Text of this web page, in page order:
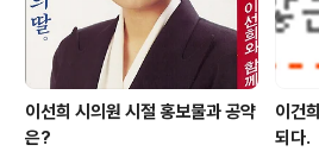
이선희 시의원 시절 홍보물과 공약
은?
이건
되다.